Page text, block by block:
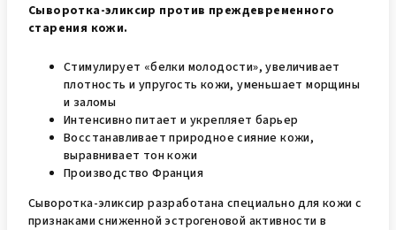
Сыворотка-эликсир против преждевременного
старения кожи.
Стимулирует «белки молодости», увеличивает
плотность и упругость кожи, уменьшает морщины
и заломы
Интенсивно питает и укрепляет барьер
Восстанавливает природное сияние кожи,
выравнивает тон кожи
Производство Франция
Сыворотка-эликсир разработана специально для кожи с
признаками сниженной эстрогеновой активности в